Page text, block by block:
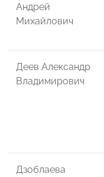
Андрей
Михайлович
Деев Александр
Владимирович
Дзоблаева